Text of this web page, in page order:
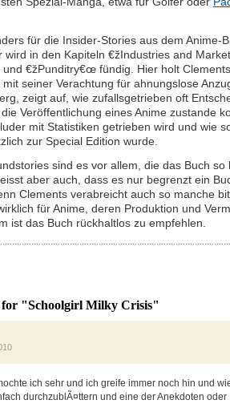
für die Insider-Stories aus dem Anime-
wird in den Kapiteln €žIndustries and
€žPunditry€œ fündig. Hier holt
seiner Verachtung für ahnungslose
zeigt auf, wie zufallsgetrieben oft
Veröffentlichung eines Anime zustande
mit Statistiken getrieben wird und wie
zur Special Edition wurde.
sind es vor allem, die das Buch so
aber auch, dass es nur begrenzt ein
Clements verabreicht auch so manche
für Anime, deren Produktion und
ist das Buch rückhaltlos zu empfehlen.
for "Schoolgirl Milky Crisis"
ich sehr und ich greife immer noch hin und
durchzublÃ¤ttern und eine der Anekdoten oder